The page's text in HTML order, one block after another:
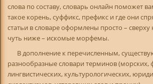
слова по составу, словарь онлайн поможет
такое корень, суффикс, префикс и где они
статьи в словаре оформлены просто – сверху
чуть ниже – искомые морфемы.
В дополнение к перечисленным,
разнообразные словари терминов (морских,
лингвистических, культурологических,